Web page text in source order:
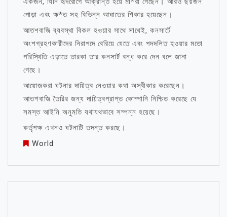
পোড়া এবং ক্ষ*ত সহ বিভিন্ন আঘাতের শিকার হয়েছেন।
আতশবাজি ব্যবস্থা বিকল হওয়ার সাথে সাথেই, কনসার্টে
অংশগ্রহণকারীদের নিরাপদে বেরিয়ে যেতে এবং পদদলিত হওয়ার মতো
পরিস্থিতি এড়াতে তারকা তার কনসার্ট বন্ধ করে দেন বলে জানা
গেছে।
আয়োজকরা ঘটনার দায়িত্ব নেওয়ার কথা অস্বীকার করেছেন।
আতশবাজি তৈরির জন্য দায়িত্বপ্রাপ্ত কোম্পানি নিশ্চিত করেছে যে
সমস্ত আইনি অনুমতি যথাযথভাবে সম্পন্ন হয়েছে।
কর্তৃপক্ষ এখনও ঘটনাটি তদন্ত করছে।
World